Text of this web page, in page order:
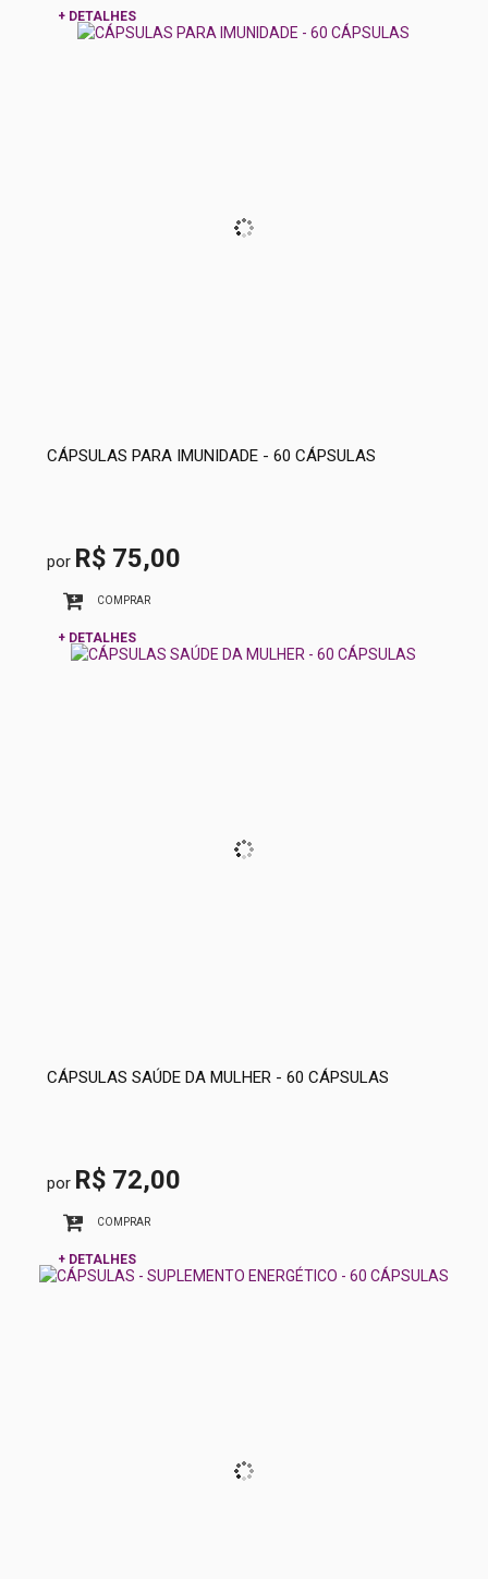
+ DETALHES
CÁPSULAS PARA IMUNIDADE - 60 CÁPSULAS
por R$ 75,00
COMPRAR
+ DETALHES
CÁPSULAS SAÚDE DA MULHER - 60 CÁPSULAS
por R$ 72,00
COMPRAR
+ DETALHES